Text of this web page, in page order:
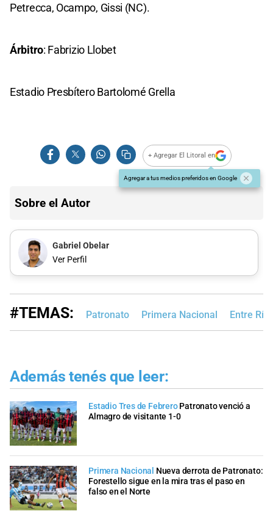
Petrecca, Ocampo, Gissi (NC).
Árbitro: Fabrizio Llobet
Estadio Presbítero Bartolomé Grella
+ Agregar El Litoral en
Agregar a tus medios preferidos en Google
Sobre el Autor
Gabriel Obelar
Ver Perfil
#TEMAS: Patronato Primera Nacional Entre
Además tenés que leer:
Estadio Tres de Febrero Patronato venció a
Almagro de visitante 1-0
Primera Nacional Nueva derrota de Patronato:
Forestello sigue en la mira tras el paso en
falso en el Norte